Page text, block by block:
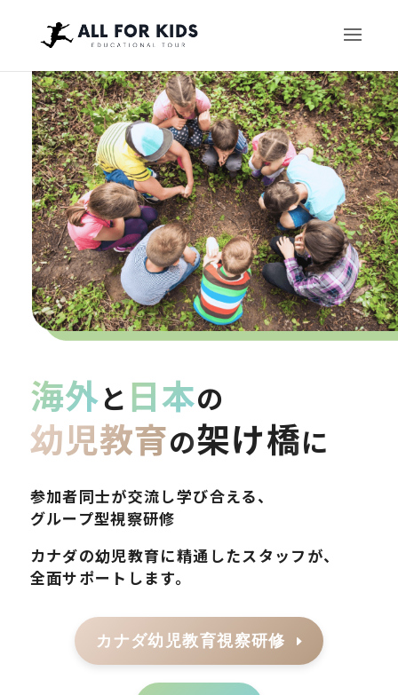
海外と 日本の
幼児教育の架け橋に
参加者同士が交流し学び合える、
グループ型視察研修
カナダの幼児教育に精通したスタッフが、
全面サポートします。
カナダ幼児教育視察研修